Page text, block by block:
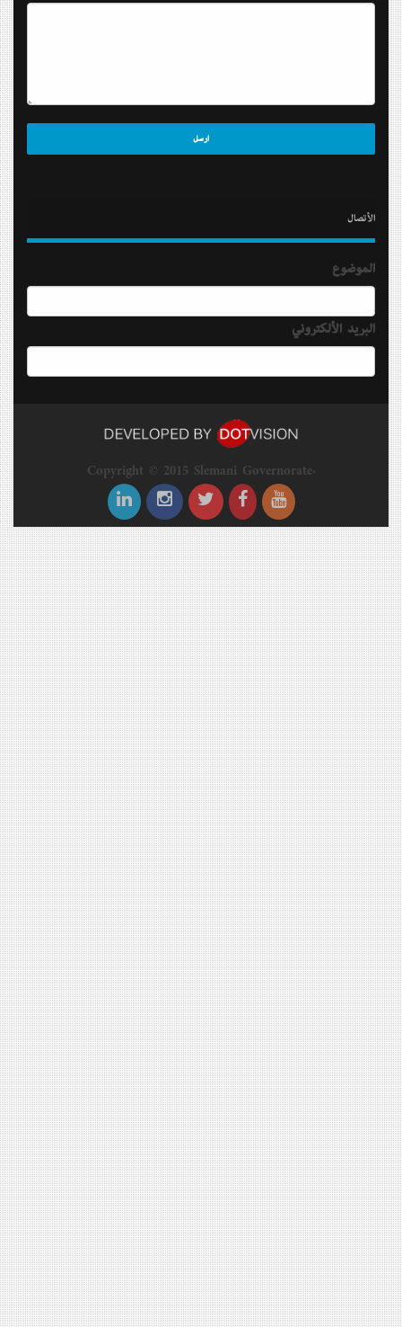
الأتصال
الموضوع
البريد الألكتروني
Copyright © 2015 Slemani Governorate.